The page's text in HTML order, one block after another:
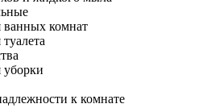
ванных комнат
уборки
к комнате